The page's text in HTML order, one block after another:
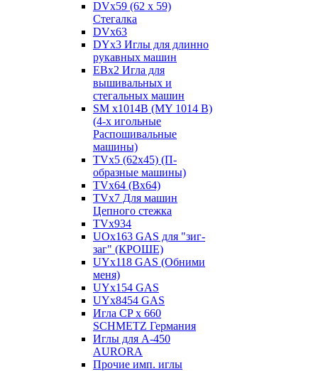
DVx59 (62 x 59)
Стегалка
DVx63
DYx3 Иглы для длинно
рукавных машин
EBx2 Игла для
вышивальных и
стегальных машин
SM x1014B (MY 1014 B)
(4-х игольные
Распошивальные
машины)
TVх5 (62х45) (П-
образные машины)
TVх64 (Вх64)
TVх7 Для машин
Цепного стежка
TVх934
UOx163 GAS для "зиг-
заг" (КРОШЕ)
UYx118 GAS (Обними
меня)
UYx154 GAS
UYx8454 GAS
Игла CP х 660
SCHMETZ Германия
Иглы для А-450
AURORA
Прочие имп. иглы